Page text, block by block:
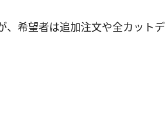
、希望者は追加注文や全カットデ